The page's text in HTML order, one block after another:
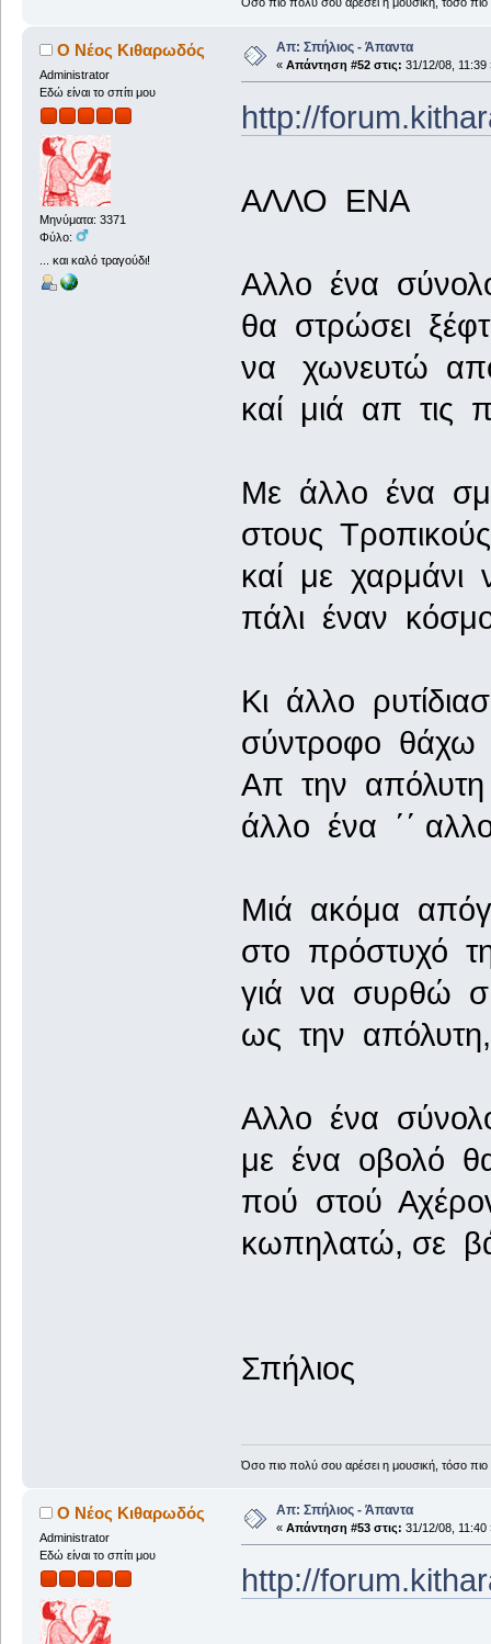
Ο Νέος Κιθαρωδός
Administrator
Εδώ είναι το σπίτι μου
Μηνύματα: 3371
Φύλο:
... και καλό τραγούδι!
Απ: Σπήλιος - Άπαντα
« Απάντηση #52 στις: 31/12/08, 11:39
http://
ΑΛΛΟ ΕΝΑ
Αλλο ένα
θα στρώσει
να χωνευτώ
καί μιά απ τις
Με άλλο ένα
στους
καί με χαρμάνι
πάλι έναν
Κι άλλο
σύντροφο θάχω
Απ την απόλυτη
άλλο ένα ΄΄
Μιά ακόμα
στο πρόστυχό
γιά να συρθώ
ως την
Αλλο ένα
με ένα οβολό
πού στού
κωπηλατώ, σε
Σπήλιος
Όσο πιο πολύ σου αρέσει η μουσική, τόσο
Ο Νέος Κιθαρωδός
Administrator
Εδώ είναι το σπίτι μου
Απ: Σπήλιος - Άπαντα
« Απάντηση #53 στις: 31/12/08, 11:40
http://